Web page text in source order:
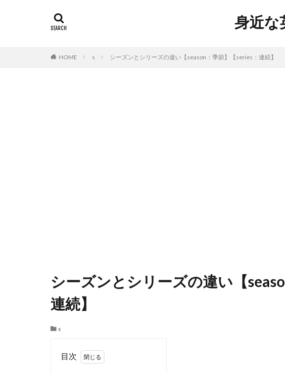
身近な
HOME s シーズンとシリーズの違い【season：季節】【series：連続】
シーズンとシリーズの違い【
連続】
s
目次